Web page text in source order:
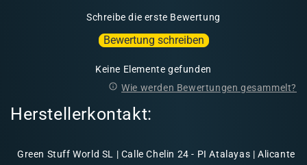
Schreibe die erste Bewertung
Bewertung schreiben
Keine Elemente gefunden
Wie werden Bewertungen gesammelt?
Herstellerkontakt:
Green Stuff World SL | Calle Chelin 24 - PI Atalayas | Alicante